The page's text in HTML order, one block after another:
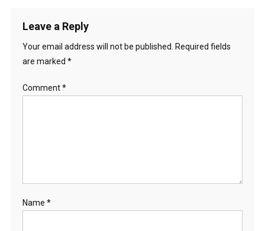
Leave a Reply
Your email address will not be published.
Required fields
are marked *
Comment*
Name *